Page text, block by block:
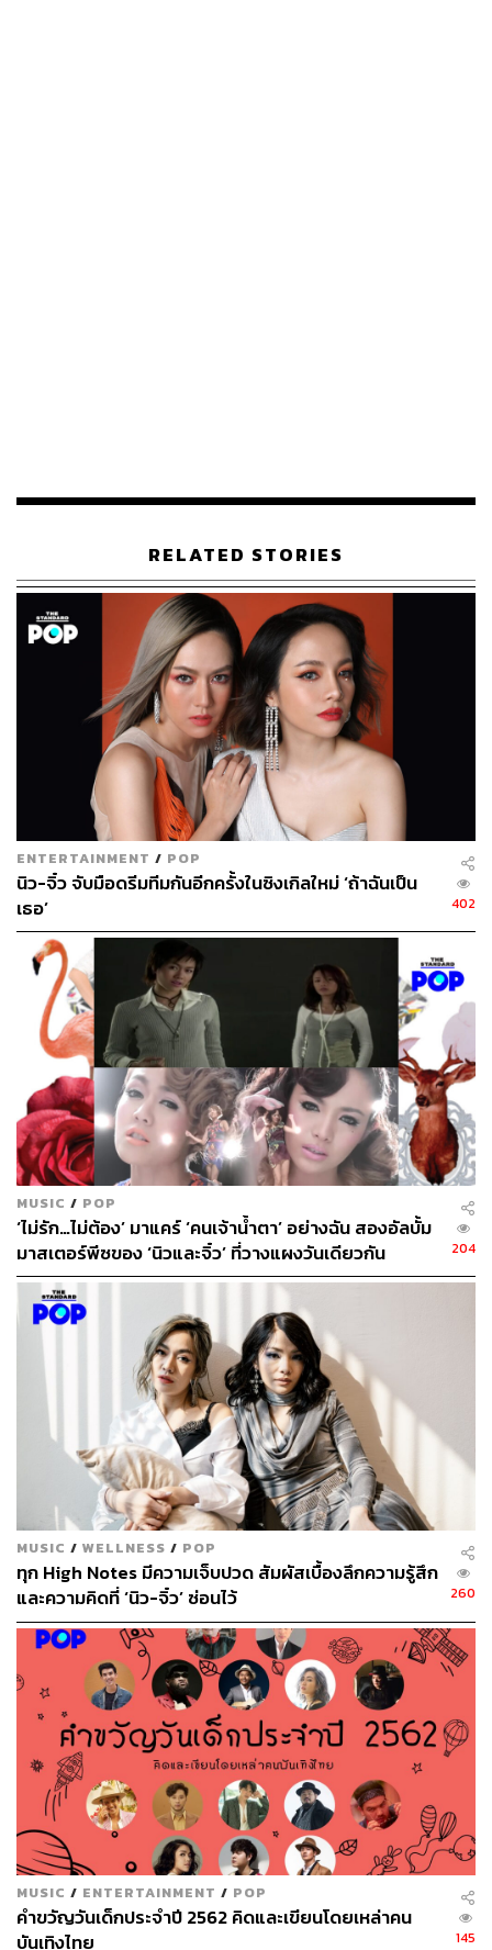
เสียงใหม่ๆ กับการดีไซน์ดนตรีสไตล์อาร์แอนด์บีที่มีซาวด์ชวน
จังหวะจะโคนและเสียงที่คุ้นเคยนี้ก็ยังมีเสน่ห์และฟังได้เรื่อยๆ
ด้วยการเติมแต่งเสียงสะท้อนให้กับเสียงซินธ์ในเพลงเข้ากับ
ชื่อเพลง ดังนั้นในบางท่อนเราจะได้ยินเสียงดีดนิ้วหรือเสียง
คล้ายน้ำหยดสะท้อนก้องอยู่ตลอดเพลง รวมไปถึงการใส่เสียง
สะท้อนของนิว-จิ๋วลงไปในช่วงท้ายเพลงก็ดูเก๋ดี
สิ่งที่น่าปลาบปลื้มมากๆ อีกจุดคือการโหมเครื่องสายเพราะๆ
เข้าไป ทำให้เพลงนี้มีรายละเอียดที่น่าจดจำ รวมไปถึงท่อน
ร้องภาษาอังกฤษที่ติดหูและมีจริตเหลือเกิน ซึ่งต้องยกคำ
ชื่นชมนี้ให้ไปยัง แต๊บ-ธนพล มหธร หรือแต๊บ AF5 (หรือแต๊บ
The Voice 5) ในตำแหน่งโปรดิวเซอร์ที่มอบเสียงใหม่ๆ ของ
บทเพลงนิว-จิ๋วให้น่าฟังและฉีกออกจากรสชาติเดิมๆ ที่พวก
เธอเคยร้อง
เพลงนี้แต่งจากปลายปากกาของ แอ้ม-อัจฉริยา ดุลยไพบูลย์
นักแต่งเพลงหญิงเลือดใหม่ที่เป็นเจ้าของเพลงฮิตมากมายทั้ง
ภาพจำ(ป๊อบ ปองกูล),รู้ยัง (ต้น ธนษิต),นี่แหละความรัก(เป๊ก
ผลิตโชค) ฯลฯ โดยในเพลงนี้ถือเป็นการกลับมาทำงา
นกับอัจฉริยาเป็นครั้งที่ 2 ของนิว-จิ๋วแล้ว หลังจากเคยร่วมทำ
เพลงรักที่เป็นของจริง (Real Love) มาแล้วในโปรเจกต์
10
Years of Love ครบรอบ 10 ปี รายการเดอะสตาร์ ค้นฟ้าคว้า
ดาวเมื่อ 4 ปีก่อน
ส่วนทางด้านการร้องของสองสาวนับว่ายังทำได้อย่างยอด
เยี่ยมเช่นเคย โดยเฉพาะการร้องโน้ตสูงๆ ด้วยเสียงลมแผ่วๆ
และค่อยๆ ไล่ความหนักแน่นของเสียงไปเรื่อยๆ ในท่อนหลัง
ซึ่งค่อนข้างแปลกหูจากเพลงอื่นๆ ที่พวกเธอเคยร้อง แต่หนึ่ง
เรื่องที่เราค่อนข้างกังวลคือเสียงของนิวที่คล้ายจะขึ้นจมูก
ตลอดเวลาจากอาการไซนัสเรื้อรังของเธอเวลาเธอร้องสด
หรือแม้แต่ในสตูดิโอเวอร์ชันเองก็ตาม อยากให้พวกเธอพัก
ผ่อนกันให้มากๆ เป็นห่วงเสียงสวรรค์ของพวกเธอจะพังเหลือ
RELATED STORIES
ENTERTAINMENT / POP
นิว-จิ๋ว จับมือดรีมทีมกันอีกครั้งในซิงเกิลใหม่ ‘ถ้าฉันเป็น
เธอ’
402
MUSIC / POP
‘ไม่รัก…ไม่ต้อง’ มาแคร์ ‘คนเจ้าน้ำตา’ อย่างฉัน สองอัลบั้ม
มาสเตอร์พีซของ ‘นิวและจิ๋ว’ ที่วางแผงวันเดียวกัน
204
MUSIC / WELLNESS / POP
ทุก High Notes มีความเจ็บปวด สัมผัสเบื้องลึกความรู้สึก
และความคิดที่ ‘นิว-จิ๋ว’ ซ่อนไว้
260
MUSIC / ENTERTAINMENT / POP
คำขวัญวันเด็กประจำปี 2562 คิดและเขียนโดยเหล่าคน
บันเทิงไทย
145